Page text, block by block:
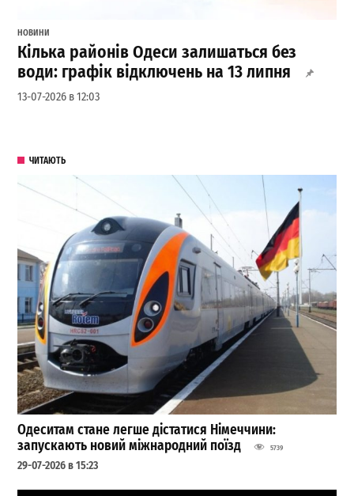
НОВИНИ
Кілька районів Одеси залишаться без
води: графік відключень на 13 липня
13-07-2026 в 12:03
ЧИТАЮТЬ
Одеситам стане легше дістатися Німеччини:
запускають новий міжнародний поїзд
5739
29-07-2026 в 15:23